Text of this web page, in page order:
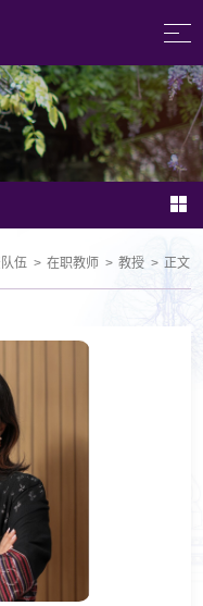
伍 > 在职教师 > 教授 > 正文